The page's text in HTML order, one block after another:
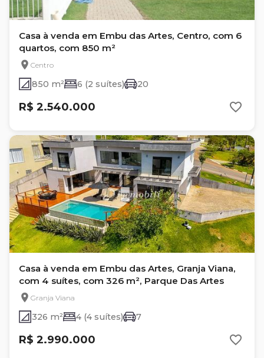
Casa à venda em Embu das Artes, Centro, com 6
quartos, com 850 m²
Centro
850 m² 6 (2 suítes) 20
R$ 2.540.000
Casa à venda em Embu das Artes, Granja Viana,
com 4 suítes, com 326 m², Parque Das Artes
Granja Viana
326 m² 4 (4 suítes) 7
R$ 2.990.000